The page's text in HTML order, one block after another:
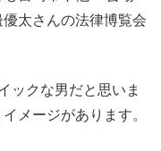
太さんの法律博覧会
ックな男だと思いま
メージがあります。